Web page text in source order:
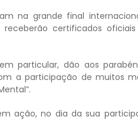
na grande final
receberão certificados
particular, dão aos
a participação de muitos
ação, no dia da sua